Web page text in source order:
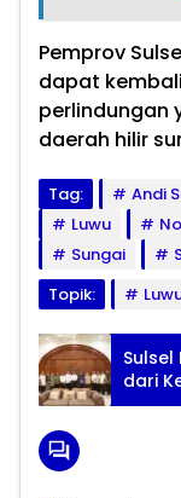
Pemprov
dapat
perlindungan
daerah hilir
Tag: Andi
Luwu
Sungai
Topik:
Sulsel
dari